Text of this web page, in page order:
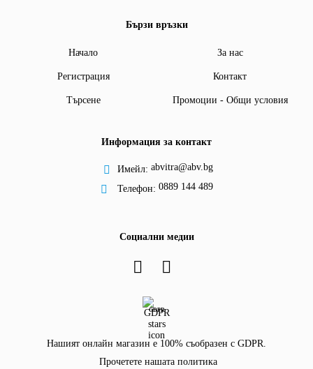
Бързи връзки
Начало За нас
Регистрация Контакт
Търсене Промоции - Общи условия
Информация за контакт
Имейл: abvitra@abv.bg
Телефон: 0889 144 489
Социални медии
GDPR
Нашият онлайн магазин е 100% съобразен с GDPR.
Прочетете нашата политика